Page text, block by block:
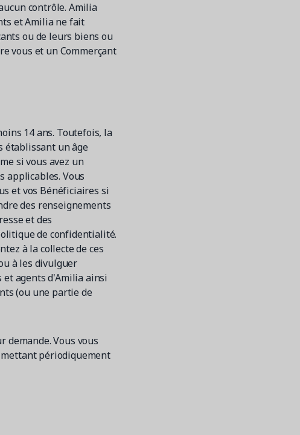
contrôle. Amilia
et Amilia ne fait
ou de leurs biens ou
vous et un Commerçant
14 ans. Toutefois, la
établissant un âge
si vous avez un
applicables. Vous
et vos Bénéficiaires si
des renseignements
et des
de confidentialité.
à la collecte de ces
à les divulguer
agents d'Amilia ainsi
(ou une partie de
demande. Vous vous
périodiquement